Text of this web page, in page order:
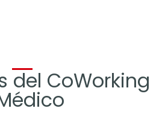
del CoWorking